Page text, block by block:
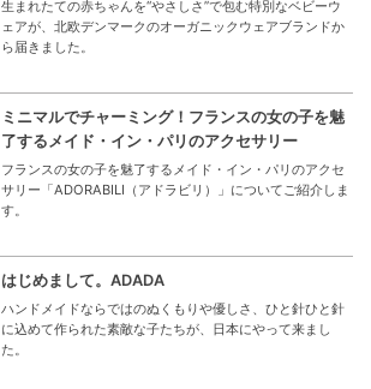
生まれたての赤ちゃんを“やさしさ”で包む特別なベビーウ
ェアが、北欧デンマークのオーガニックウェアブランドか
ら届きました。
ミニマルでチャーミング！フランスの女の子を魅
了するメイド・イン・パリのアクセサリー
フランスの女の子を魅了するメイド・イン・パリのアクセ
サリー「ADORABILI（アドラビリ）」についてご紹介しま
す。
はじめまして。ADADA
ハンドメイドならではのぬくもりや優しさ、ひと針ひと針
に込めて作られた素敵な子たちが、日本にやって来まし
た。